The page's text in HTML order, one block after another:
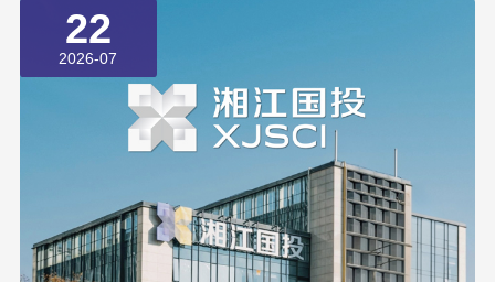
216660.00 元
22
2026-07